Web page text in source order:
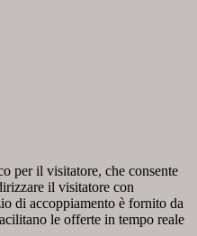
per il visitatore, che consente
il visitatore con
di accoppiamento è fornito da
le offerte in tempo reale